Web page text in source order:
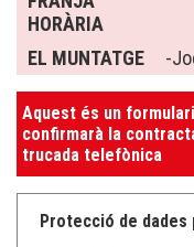
HORÀRIA
EL MUNTATGE
-
Aquest és un
confirmarà la
trucada telefònica
Protecció de dades